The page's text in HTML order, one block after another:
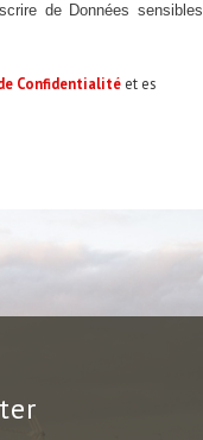
de Données sensibles
Confidentialité et es